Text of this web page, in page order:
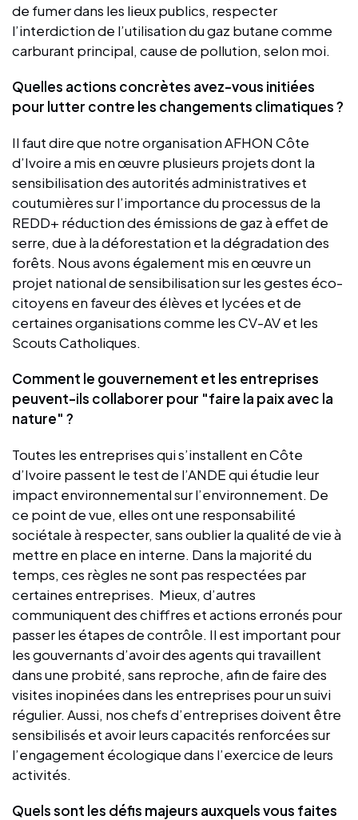
de fumer dans les lieux publics, respecter
l’interdiction de l’utilisation du gaz butane comme
carburant principal, cause de pollution, selon moi.
Quelles actions concrètes avez-vous initiées
pour lutter contre les changements climatiques ?
Il faut dire que notre organisation AFHON Côte
d’Ivoire a mis en œuvre plusieurs projets dont la
sensibilisation des autorités administratives et
coutumières sur l’importance du processus de la
REDD+ réduction des émissions de gaz à effet de
serre, due à la déforestation et la dégradation des
forêts. Nous avons également mis en œuvre un
projet national de sensibilisation sur les gestes éco-
citoyens en faveur des élèves et lycées et de
certaines organisations comme les CV-AV et les
Scouts Catholiques.
Comment le gouvernement et les entreprises
peuvent-ils collaborer pour "faire la paix avec la
nature" ?
Toutes les entreprises qui s’installent en Côte
d’Ivoire passent le test de l’ANDE qui étudie leur
impact environnemental sur l’environnement. De
ce point de vue, elles ont une responsabilité
sociétale à respecter, sans oublier la qualité de vie à
mettre en place en interne. Dans la majorité du
temps, ces règles ne sont pas respectées par
certaines entreprises. Mieux, d’autres
communiquent des chiffres et actions erronés pour
passer les étapes de contrôle. Il est important pour
les gouvernants d’avoir des agents qui travaillent
dans une probité, sans reproche, afin de faire des
visites inopinées dans les entreprises pour un suivi
régulier. Aussi, nos chefs d’entreprises doivent être
sensibilisés et avoir leurs capacités renforcées sur
l’engagement écologique dans l’exercice de leurs
activités.
Quels sont les défis majeurs auxquels vous faites